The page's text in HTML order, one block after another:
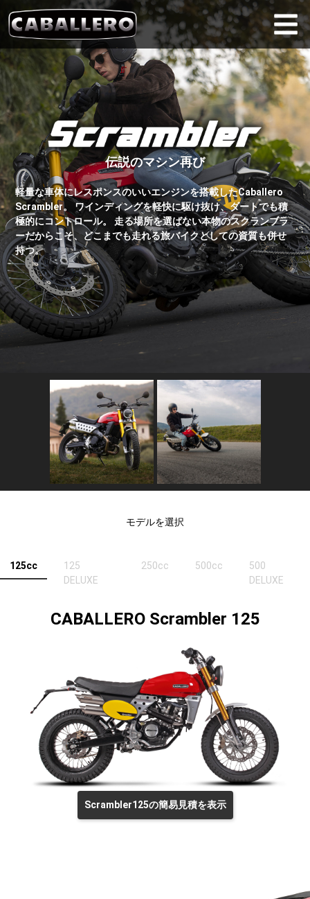
to
content
伝説のマシン再び
軽量な車体にレスポンスのいいエンジンを搭載したCaballero
Scrambler。 ワインディングを軽快に駆け抜け、ダートでも積
極的にコントロール。 走る場所を選ばない本物のスクランブラ
ーだからこそ、どこまでも走れる旅バイクとしての資質も併せ
持つ。
モデルを選択
125cc
125
DELUXE
250cc 500cc
500
DELUXE
CABALLERO Scrambler 125
Scrambler125の簡易見積を表示